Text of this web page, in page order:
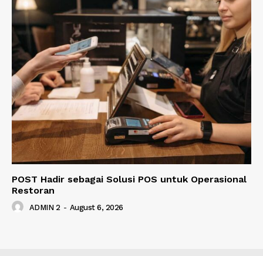
POST Hadir sebagai Solusi POS untuk Operasional
Restoran
ADMIN 2 - August 6, 2026